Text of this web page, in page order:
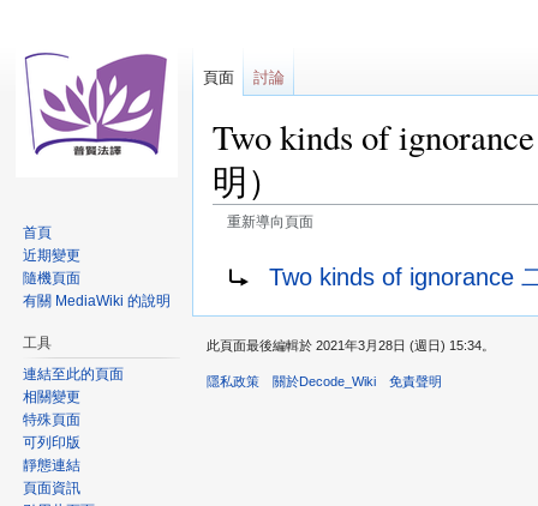
Two kinds of
明）
重新導向頁面
導
覽
搜
尋
Two kinds of ignorance
頁面 討論
首頁
近期變更
隨機頁面
有關 MediaWiki 的說明
工具
連結至此的頁面
相關變更
特殊頁面
可列印版
靜態連結
頁面資訊
此頁面最後編輯於 2021年3月28日 (週日) 15:34。
隱私政策 關於Decode_Wiki 免責聲明